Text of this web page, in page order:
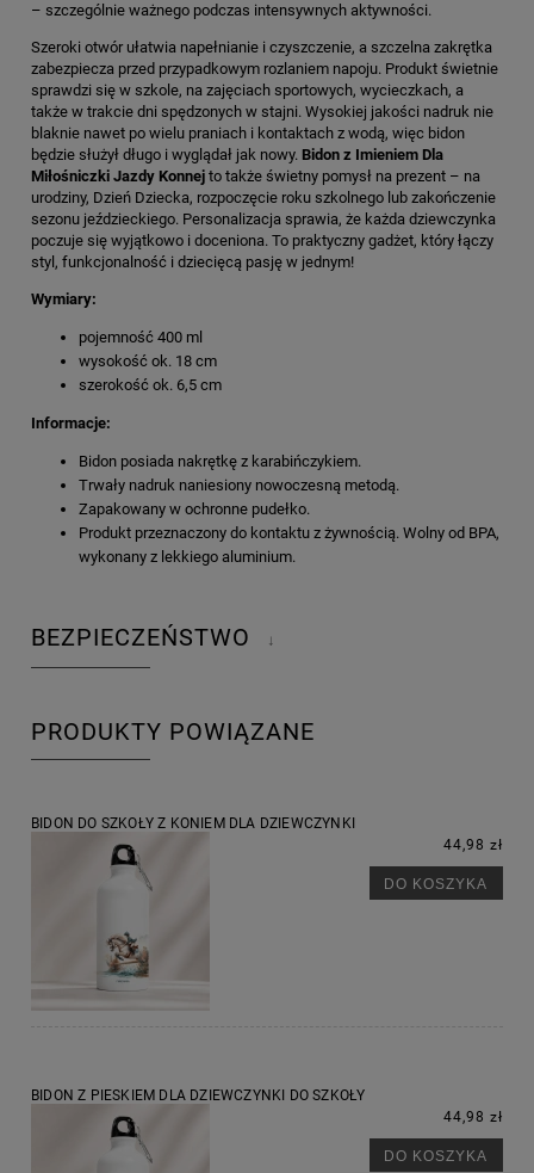
– szczególnie ważnego podczas intensywnych aktywności.
Szeroki otwór ułatwia napełnianie i czyszczenie, a szczelna zakrętka
zabezpiecza przed przypadkowym rozlaniem napoju. Produkt świetnie
sprawdzi się w szkole, na zajęciach sportowych, wycieczkach, a
także w trakcie dni spędzonych w stajni. Wysokiej jakości nadruk nie
blaknie nawet po wielu praniach i kontaktach z wodą, więc bidon
będzie służył długo i wyglądał jak nowy. Bidon z Imieniem Dla
Miłośniczki Jazdy Konnej to także świetny pomysł na prezent – na
urodziny, Dzień Dziecka, rozpoczęcie roku szkolnego lub zakończenie
sezonu jeździeckiego. Personalizacja sprawia, że każda dziewczynka
poczuje się wyjątkowo i doceniona. To praktyczny gadżet, który łączy
styl, funkcjonalność i dziecięcą pasję w jednym!
Wymiary:
pojemność 400 ml
wysokość ok. 18 cm
szerokość ok. 6,5 cm
Informacje:
Bidon posiada nakrętkę z karabińczykiem.
Trwały nadruk naniesiony nowoczesną metodą.
Zapakowany w ochronne pudełko.
Produkt przeznaczony do kontaktu z żywnością. Wolny od BPA,
wykonany z lekkiego aluminium.
BEZPIECZEŃSTWO ↓
PRODUKTY POWIĄZANE
BIDON DO SZKOŁY Z KONIEM DLA DZIEWCZYNKI
44,98 zł
DO KOSZYKA
BIDON Z PIESKIEM DLA DZIEWCZYNKI DO SZKOŁY
44,98 zł
DO KOSZYKA